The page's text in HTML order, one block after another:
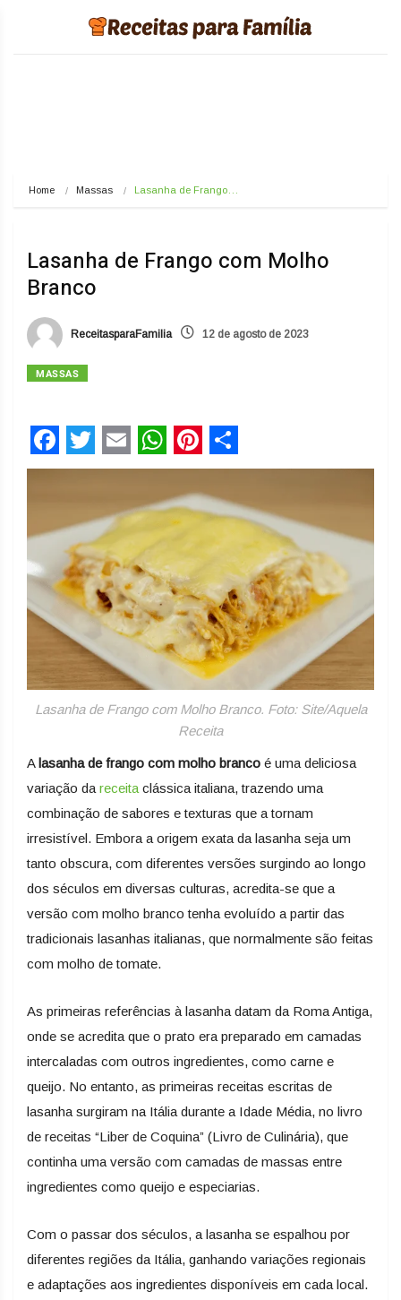
Home Massas Lasanha de Frango…
Lasanha de Frango com Molho
Branco
ReceitasparaFamilia 12 de agosto de 2023
MASSAS
Facebook
Twitter
EmailWhatsApp
Pinterest
Share
Lasanha de Frango com Molho Branco. Foto: Site/Aquela
Receita
Alasanha de frango com molho branco é uma deliciosa
variação da receita clássica italiana, trazendo uma
combinação de sabores e texturas que a tornam
irresistível. Embora a origem exata da lasanha seja um
tanto obscura, com diferentes versões surgindo ao longo
dos séculos em diversas culturas, acredita-se que a
versão com molho branco tenha evoluído a partir das
tradicionais lasanhas italianas, que normalmente são feitas
com molho de tomate.
As primeiras referências à lasanha datam da Roma Antiga,
onde se acredita que o prato era preparado em camadas
intercaladas com outros ingredientes, como carne e
queijo. No entanto, as primeiras receitas escritas de
lasanha surgiram na Itália durante a Idade Média, no livro
de receitas “Liber de Coquina” (Livro de Culinária), que
continha uma versão com camadas de massas entre
ingredientes como queijo e especiarias.
Com o passar dos séculos, a lasanha se espalhou por
diferentes regiões da Itália, ganhando variações regionais
e adaptações aos ingredientes disponíveis em cada local.